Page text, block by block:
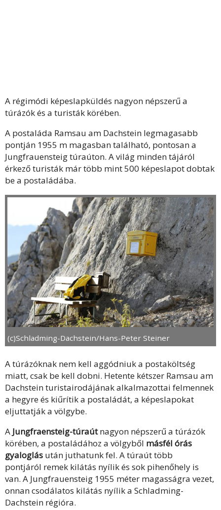
A régimódi képeslapküldés nagyon népszerű a
túrázók és a turisták körében.
A postaláda Ramsau am Dachstein legmagasabb
pontján 1955 m magasban található, pontosan a
Jungfrauensteig túraúton. A világ minden tájáról
érkező turisták már több mint 500 képeslapot dobtak
be a postaládába.
(c)Schladming-Dachstein/Hans-Peter Steiner
A túrázóknak nem kell aggódniuk a postaköltség
miatt, csak be kell dobni. Hetente kétszer Ramsau am
Dachstein turistairodájának alkalmazottai felmennek
a hegyre és kiűrítik a postaládát, a képeslapokat
eljuttatják a völgybe.
A Jungfraensteig-túraútnagyon népszerű a túrázók
körében, a postaládához a völgyből másfél órás
gyaloglás után juthatunk fel. A túraút több
pontjáról remek kilátás nyílik és sok pihenőhely is
van. A Jungfrauensteig 1955 méter magasságra vezet,
onnan csodálatos kilátás nyílik a Schladming-
Dachstein régióra.